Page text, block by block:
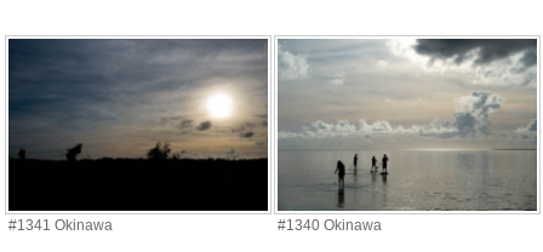
#1341 Okinawa #1340 Okinawa